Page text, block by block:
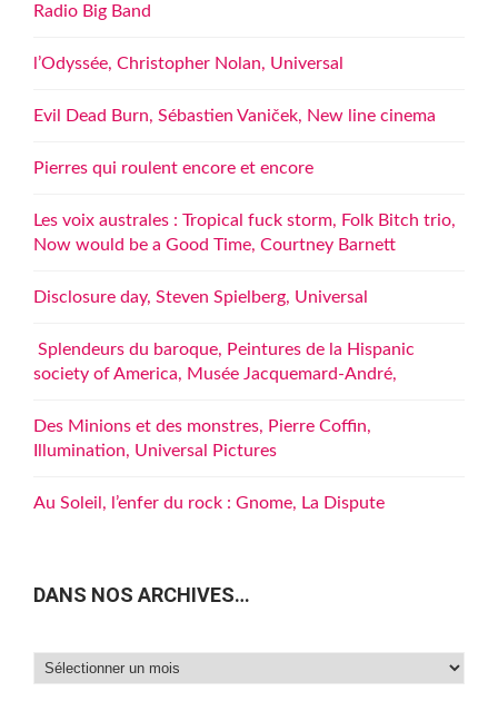
Radio Big Band
l’Odyssée, Christopher Nolan, Universal
Evil Dead Burn, Sébastien Vaniček, New line cinema
Pierres qui roulent encore et encore
Les voix australes : Tropical fuck storm, Folk Bitch trio,
Now would be a Good Time, Courtney Barnett
Disclosure day, Steven Spielberg, Universal
Splendeurs du baroque, Peintures de la Hispanic
society of America, Musée Jacquemard-André,
Des Minions et des monstres, Pierre Coffin,
Illumination, Universal Pictures
Au Soleil, l’enfer du rock : Gnome, La Dispute
DANS NOS ARCHIVES…
Dans